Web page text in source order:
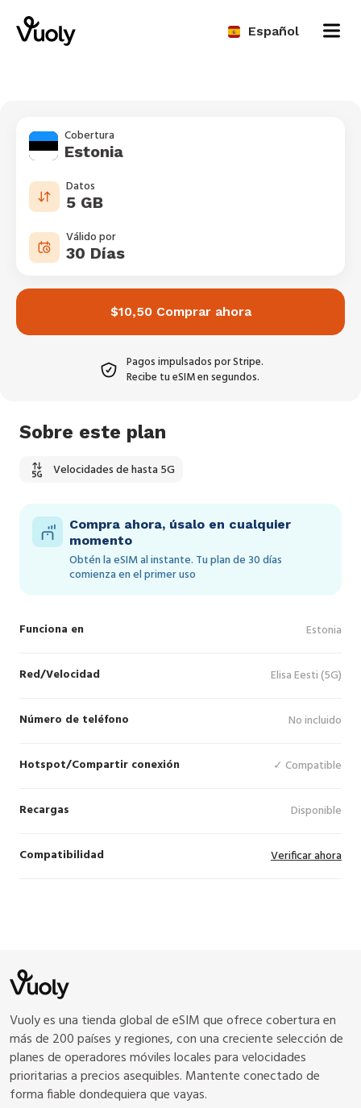
Español
Cobertura
Estonia
Datos
5 GB
Válido por
30 Días
$10,50 Comprar ahora
Pagos impulsados por Stripe.
Recibe tu eSIM en segundos.
Sobre este plan
Velocidades de hasta 5G
Compra ahora, úsalo en cualquier
momento
Obtén la eSIM al instante. Tu plan de 30 días
comienza en el primer uso
Funciona en Estonia
Red/Velocidad Elisa Eesti (5G)
Número de teléfono No incluido
Hotspot/Compartir conexión ✓ Compatible
Recargas Disponible
Compatibilidad Verificar ahora
Vuoly es una tienda global de eSIM que ofrece cobertura en
más de 200 países y regiones, con una creciente selección de
planes de operadores móviles locales para velocidades
prioritarias a precios asequibles. Mantente conectado de
forma fiable dondequiera que vayas.